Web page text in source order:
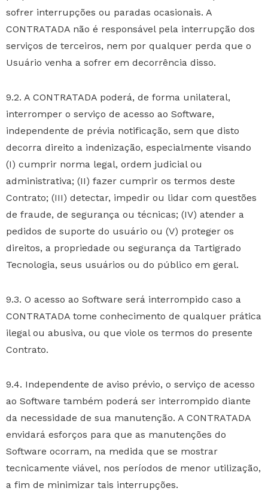
sofrer interrupções ou paradas ocasionais. A
CONTRATADA não é responsável pela interrupção dos
serviços de terceiros, nem por qualquer perda que o
Usuário venha a sofrer em decorrência disso.
9.2. A CONTRATADA poderá, de forma unilateral,
interromper o serviço de acesso ao Software,
independente de prévia notificação, sem que disto
decorra direito a indenização, especialmente visando
(I) cumprir norma legal, ordem judicial ou
administrativa; (II) fazer cumprir os termos deste
Contrato; (III) detectar, impedir ou lidar com questões
de fraude, de segurança ou técnicas; (IV) atender a
pedidos de suporte do usuário ou (V) proteger os
direitos, a propriedade ou segurança da Tartigrado
Tecnologia, seus usuários ou do público em geral.
9.3. O acesso ao Software será interrompido caso a
CONTRATADA tome conhecimento de qualquer prática
ilegal ou abusiva, ou que viole os termos do presente
Contrato.
9.4. Independente de aviso prévio, o serviço de acesso
ao Software também poderá ser interrompido diante
da necessidade de sua manutenção. A CONTRATADA
envidará esforços para que as manutenções do
Software ocorram, na medida que se mostrar
tecnicamente viável, nos períodos de menor utilização,
a fim de minimizar tais interrupções.